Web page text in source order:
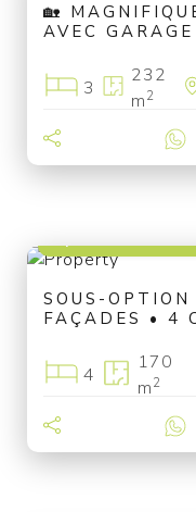
🏡
AVEC
3
232
m2
SOUS-OPTION
FAÇADES • 4
4
170
m2